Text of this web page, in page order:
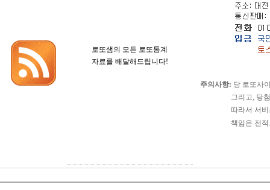
로또샘의 모든 로또통계
자료를 배달해드립니다!
주의사항: 당 로또사
그리고, 당첨확정
따라서 서비스 이
책임은 전적으로